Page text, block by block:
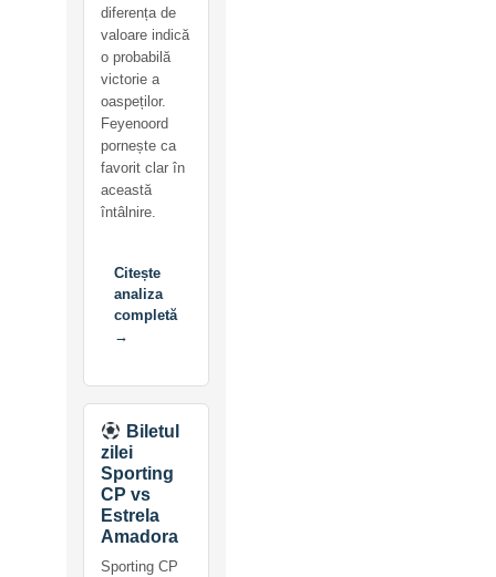
diferența de
valoare indică
o probabilă
victorie a
oaspeților.
Feyenoord
pornește ca
favorit clar în
această
întâlnire.
Citește
analiza
completă
→
Biletul
zilei
Sporting
CP vs
Estrela
Amadora
Sporting CP